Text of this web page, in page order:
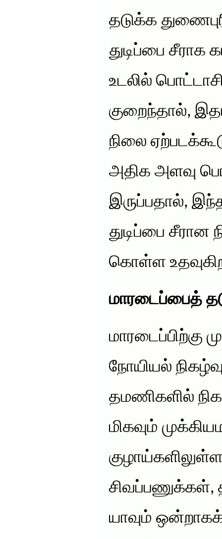
தடுக்க
துடிப்பை சீராக
உடலில்
குறைந்தால்,
நிலை
அதிக அளவு
இருப்பதால்,
துடிப்பை சீரான
கொள்ள
மாரடைப்பைத்
நோயியல்
தமணிகளில்
மிகவும்
யாவும் ஒன்றாகக்